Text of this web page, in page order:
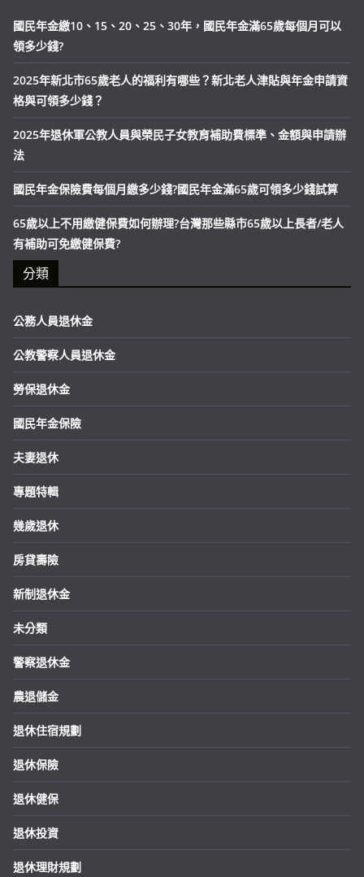
國民年金繳10、15、20、25、30年，國民年金滿65歲每個月可以
領多少錢?
2025年新北市65歲老人的福利有哪些？新北老人津貼與年金申請資
格與可領多少錢？
2025年退休軍公教人員與榮民子女教育補助費標準、金額與申請辦
法
國民年金保險費每個月繳多少錢?國民年金滿65歲可領多少錢試算
65歲以上不用繳健保費如何辦理?台灣那些縣市65歲以上長者/老人
有補助可免繳健保費?
分類
公務人員退休金
公教警察人員退休金
勞保退休金
國民年金保險
夫妻退休
專題特輯
幾歲退休
房貸壽險
新制退休金
未分類
警察退休金
農退儲金
退休住宿規劃
退休保險
退休健保
退休投資
退休理財規劃